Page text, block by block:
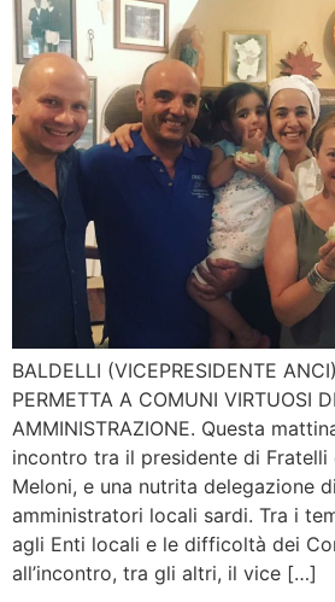
BALDELLI (VICEPRESIDENTE
PERMETTA A COMUNI VIRTUOSI
AMMINISTRAZIONE. Questa
incontro tra il presidente di Fratelli
Meloni, e una nutrita delegazione
amministratori locali sardi. Tra i
agli Enti locali e le difficoltà dei
all’incontro, tra gli altri, il vice […]